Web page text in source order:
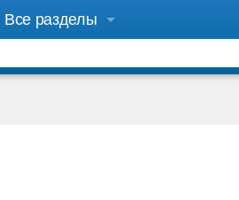
Все разделы